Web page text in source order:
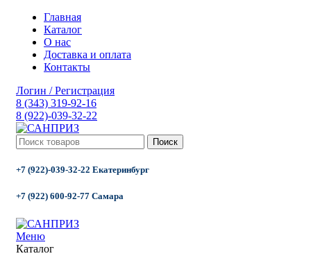
Главная
Каталог
О нас
Доставка и оплата
Контакты
Логин / Регистрация
8 (343) 319-92-16
8 (922)-039-32-22
Поиск
+7 (922)-039-32-22 Екатеринбург
+7 (922) 600-92-77 Самара
Меню
Каталог